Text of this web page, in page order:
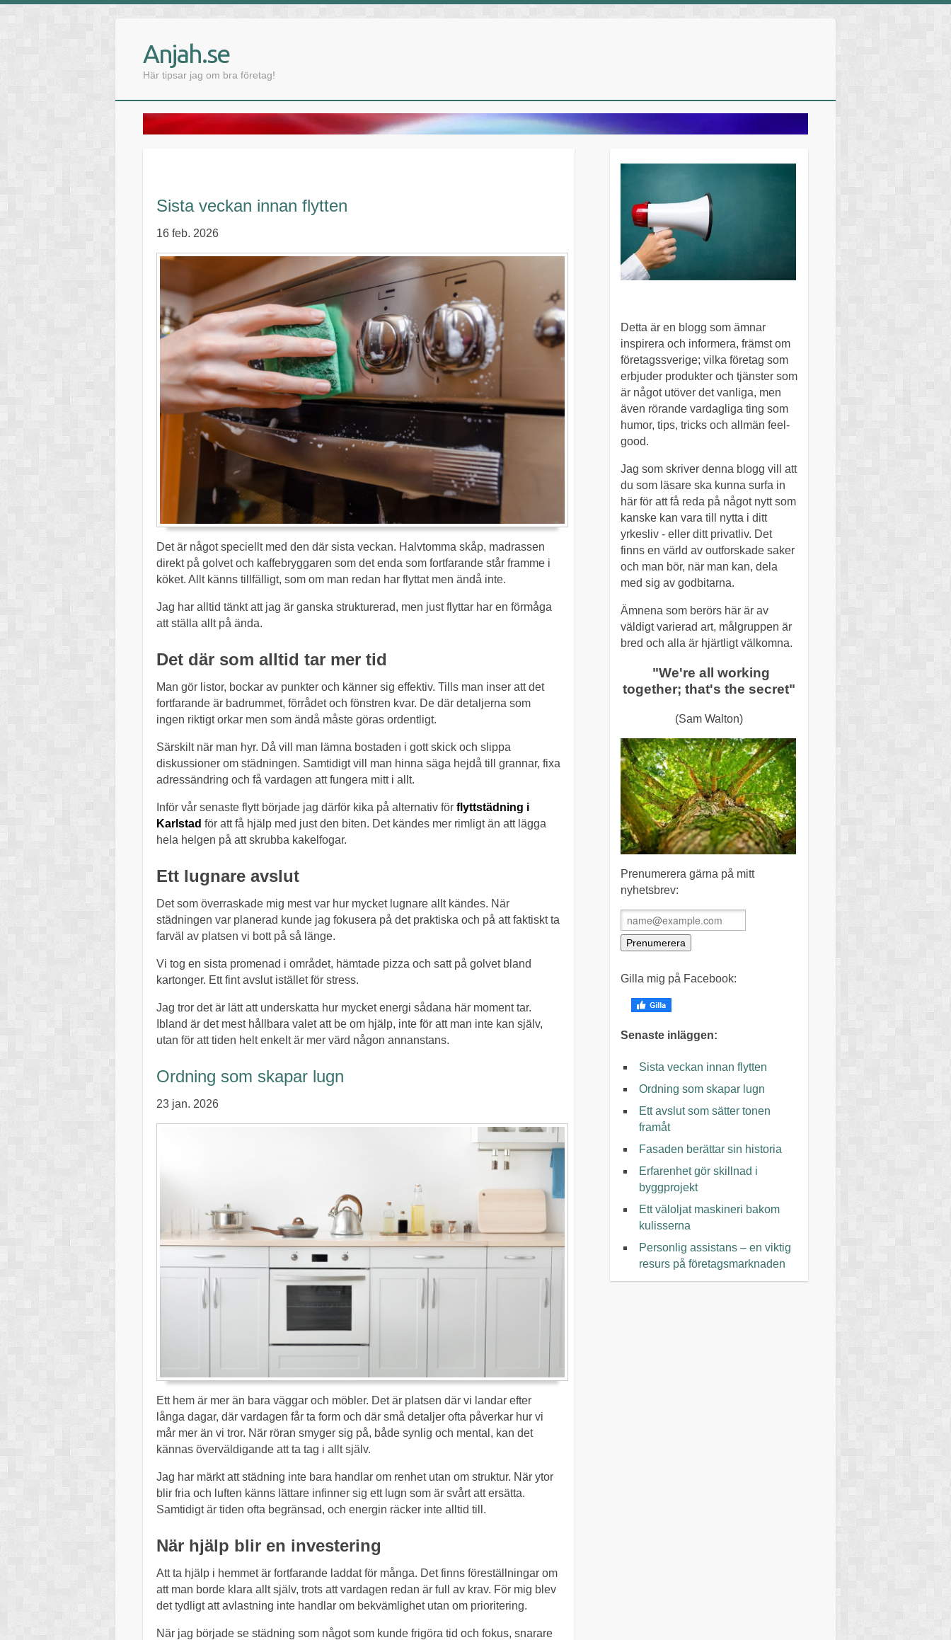
Anjah.se
Här tipsar jag om bra företag!
Sista veckan innan flytten
16 feb. 2026
Det är något speciellt med den där sista veckan. Halvtomma skåp, madrassen
direkt på golvet och kaffebryggaren som det enda som fortfarande står framme i
köket. Allt känns tillfälligt, som om man redan har flyttat men ändå inte.
Jag har alltid tänkt att jag är ganska strukturerad, men just flyttar har en förmåga
att ställa allt på ända.
Det där som alltid tar mer tid
Man gör listor, bockar av punkter och känner sig effektiv. Tills man inser att det
fortfarande är badrummet, förrådet och fönstren kvar. De där detaljerna som
ingen riktigt orkar men som ändå måste göras ordentligt.
Särskilt när man hyr. Då vill man lämna bostaden i gott skick och slippa
diskussioner om städningen. Samtidigt vill man hinna säga hejdå till grannar, fixa
adressändring och få vardagen att fungera mitt i allt.
Inför vår senaste flytt började jag därför kika på alternativ för flyttstädning i
Karlstad för att få hjälp med just den biten. Det kändes mer rimligt än att lägga
hela helgen på att skrubba kakelfogar.
Ett lugnare avslut
Det som överraskade mig mest var hur mycket lugnare allt kändes. När
städningen var planerad kunde jag fokusera på det praktiska och på att faktiskt ta
farväl av platsen vi bott på så länge.
Vi tog en sista promenad i området, hämtade pizza och satt på golvet bland
kartonger. Ett fint avslut istället för stress.
Jag tror det är lätt att underskatta hur mycket energi sådana här moment tar.
Ibland är det mest hållbara valet att be om hjälp, inte för att man inte kan själv,
utan för att tiden helt enkelt är mer värd någon annanstans.
Ordning som skapar lugn
23 jan. 2026
Ett hem är mer än bara väggar och möbler. Det är platsen där vi landar efter
långa dagar, där vardagen får ta form och där små detaljer ofta påverkar hur vi
mår mer än vi tror. När röran smyger sig på, både synlig och mental, kan det
kännas överväldigande att ta tag i allt själv.
Jag har märkt att städning inte bara handlar om renhet utan om struktur. När ytor
blir fria och luften känns lättare infinner sig ett lugn som är svårt att ersätta.
Samtidigt är tiden ofta begränsad, och energin räcker inte alltid till.
När hjälp blir en investering
Att ta hjälp i hemmet är fortfarande laddat för många. Det finns föreställningar om
att man borde klara allt själv, trots att vardagen redan är full av krav. För mig blev
det tydligt att avlastning inte handlar om bekvämlighet utan om prioritering.
När jag började se städning som något som kunde frigöra tid och fokus, snarare
Detta är en blogg som ämnar
inspirera och informera, främst om
företagssverige; vilka företag som
erbjuder produkter och tjänster som
är något utöver det vanliga, men
även rörande vardagliga ting som
humor, tips, tricks och allmän feel-
good.
Jag som skriver denna blogg vill att
du som läsare ska kunna surfa in
här för att få reda på något nytt som
kanske kan vara till nytta i ditt
yrkesliv - eller ditt privatliv. Det
finns en värld av outforskade saker
och man bör, när man kan, dela
med sig av godbitarna.
Ämnena som berörs här är av
väldigt varierad art, målgruppen är
bred och alla är hjärtligt välkomna.
"We're all working
together; that's the secret"
(Sam Walton)
Prenumerera gärna på mitt
nyhetsbrev:
Gilla mig på Facebook:
Senaste inläggen:
Sista veckan innan flytten
Ordning som skapar lugn
Ett avslut som sätter tonen
framåt
Fasaden berättar sin historia
Erfarenhet gör skillnad i
byggprojekt
Ett väloljat maskineri bakom
kulisserna
Personlig assistans – en viktig
resurs på företagsmarknaden